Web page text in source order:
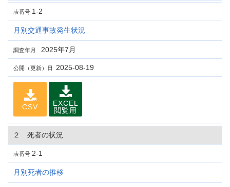
表番号 1-2
月別交通事故発生状況
調査年月 2025年7月
公開（更新）日 2025-08-19
CSV
EXCEL
閲覧用
２ 死者の状況
表番号 2-1
月別死者の推移